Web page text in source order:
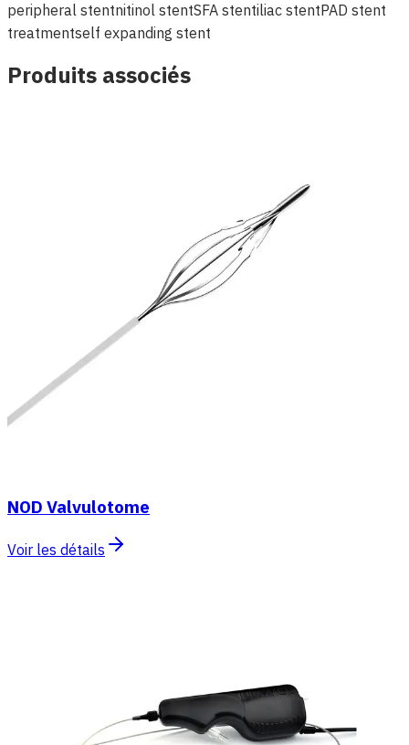
peripheral stentnitinol stentSFA stentiliac stentPAD stent
treatmentself expanding stent
Produits associés
NOD Valvulotome
Voir les détails